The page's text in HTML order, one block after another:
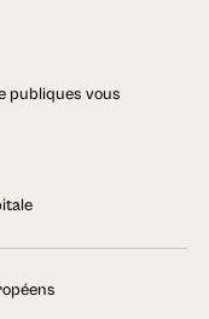
publiques vous